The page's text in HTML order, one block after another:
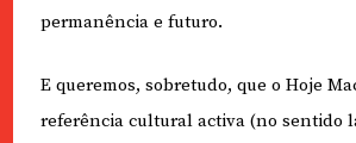
permanência e futuro.
E queremos, sobretudo, que o Hoje
referência cultural activa (no sentido